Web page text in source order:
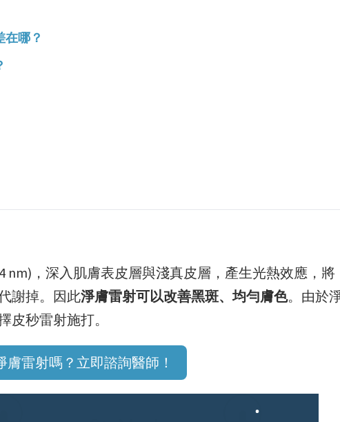
哪？
nm)，深入肌膚表皮層與淺真皮層，產生光熱效應，將
謝掉。因此淨膚雷射可以改善黑斑、均勻膚色。由於
皮秒雷射施打。
膚雷射嗎？立即諮詢醫師！